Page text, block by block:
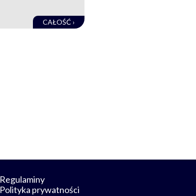
CAŁOŚĆ ›
Regulaminy
Polityka prywatności